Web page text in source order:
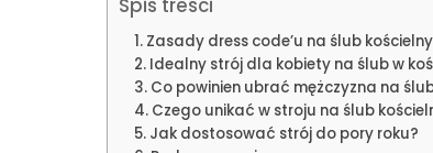
Spis treści
Zasady dress code’u na ślub kościelny
Idealny strój dla kobiety na ślub w
Co powinien ubrać mężczyzna na
Czego unikać w stroju na ślub
Jak dostosować strój do pory roku?